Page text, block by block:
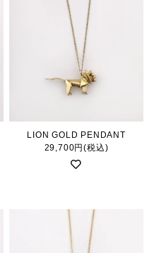
LION GOLD PENDANT
29,700円(税込)